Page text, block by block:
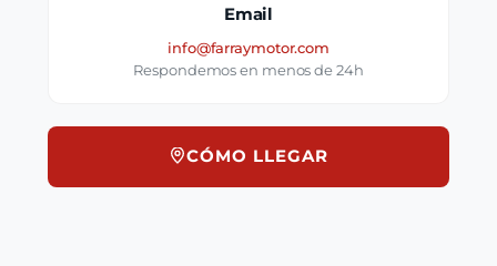
Email
info@farraymotor.com
Respondemos en menos de 24h
CÓMO LLEGAR